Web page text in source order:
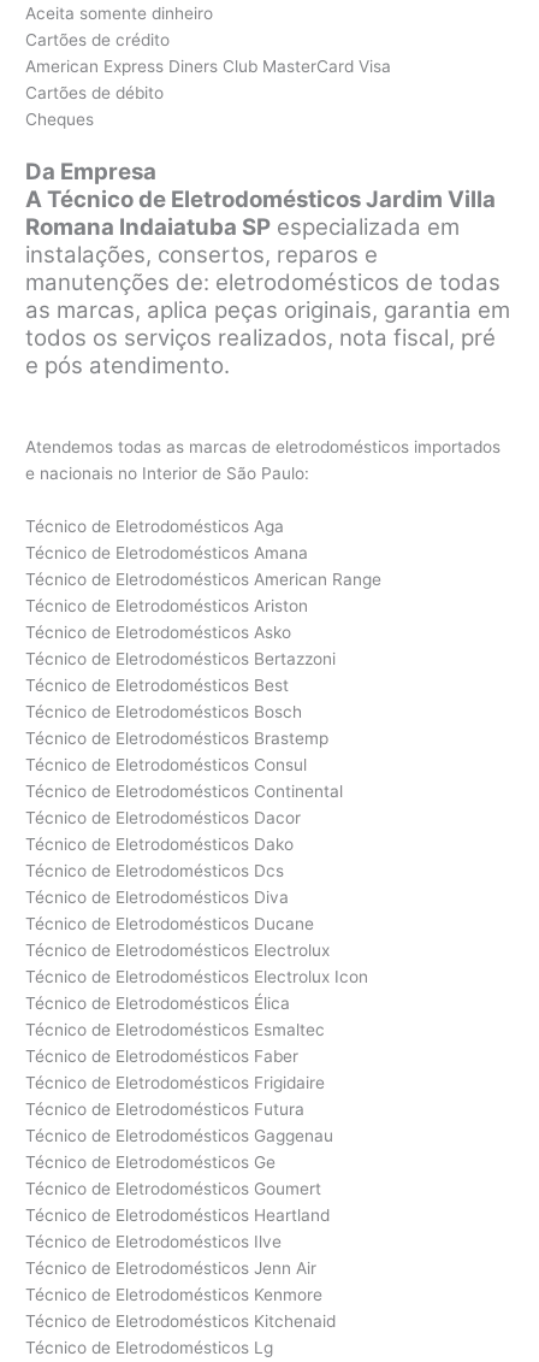
Aceita somente dinheiro
Cartões de crédito
American Express Diners Club MasterCard Visa
Cartões de débito
Cheques
Da Empresa
A Técnico de Eletrodomésticos Jardim Villa
Romana Indaiatuba SP especializada em
instalações, consertos, reparos e
manutenções de: eletrodomésticos de todas
as marcas, aplica peças originais, garantia em
todos os serviços realizados, nota fiscal, pré
e pós atendimento.
Atendemos todas as marcas de eletrodomésticos importados
e nacionais no Interior de São Paulo:
Técnico de Eletrodomésticos Aga
Técnico de Eletrodomésticos Amana
Técnico de Eletrodomésticos American Range
Técnico de Eletrodomésticos Ariston
Técnico de Eletrodomésticos Asko
Técnico de Eletrodomésticos Bertazzoni
Técnico de Eletrodomésticos Best
Técnico de Eletrodomésticos Bosch
Técnico de Eletrodomésticos Brastemp
Técnico de Eletrodomésticos Consul
Técnico de Eletrodomésticos Continental
Técnico de Eletrodomésticos Dacor
Técnico de Eletrodomésticos Dako
Técnico de Eletrodomésticos Dcs
Técnico de Eletrodomésticos Diva
Técnico de Eletrodomésticos Ducane
Técnico de Eletrodomésticos Electrolux
Técnico de Eletrodomésticos Electrolux Icon
Técnico de Eletrodomésticos Élica
Técnico de Eletrodomésticos Esmaltec
Técnico de Eletrodomésticos Faber
Técnico de Eletrodomésticos Frigidaire
Técnico de Eletrodomésticos Futura
Técnico de Eletrodomésticos Gaggenau
Técnico de Eletrodomésticos Ge
Técnico de Eletrodomésticos Goumert
Técnico de Eletrodomésticos Heartland
Técnico de Eletrodomésticos Ilve
Técnico de Eletrodomésticos Jenn Air
Técnico de Eletrodomésticos Kenmore
Técnico de Eletrodomésticos Kitchenaid
Técnico de Eletrodomésticos Lg